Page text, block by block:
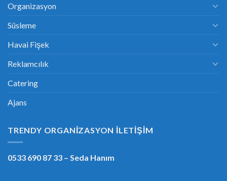
Organizasyon
Süsleme
Havai Fişek
Reklamcılık
Catering
Ajans
TRENDY ORGANIZASYON İLETIŞIM
0533 690 87 33 – Seda Hanım